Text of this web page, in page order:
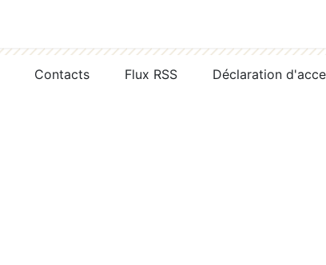
Contacts Flux RSS Déclaration